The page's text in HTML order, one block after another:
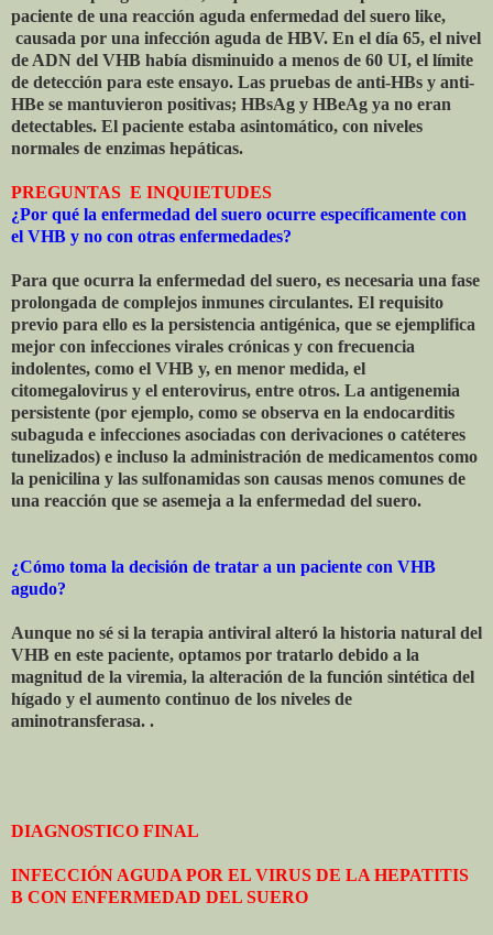
paciente de una reacción aguda enfermedad del suero like,
causada por una infección aguda de HBV. En el día 65, el nivel
de ADN del VHB había disminuido a menos de 60 UI, el límite
de detección para este ensayo. Las pruebas de anti-HBs y anti-
HBe se mantuvieron positivas; HBsAg y HBeAg ya no eran
detectables. El paciente estaba asintomático, con niveles
normales de enzimas hepáticas.
PREGUNTAS E INQUIETUDES
¿Por qué la enfermedad del suero ocurre específicamente con
el VHB y no con otras enfermedades?
Para que ocurra la enfermedad del suero, es necesaria una fase
prolongada de complejos inmunes circulantes. El requisito
previo para ello es la persistencia antigénica, que se ejemplifica
mejor con infecciones virales crónicas y con frecuencia
indolentes, como el VHB y, en menor medida, el
citomegalovirus y el enterovirus, entre otros. La antigenemia
persistente (por ejemplo, como se observa en la endocarditis
subaguda e infecciones asociadas con derivaciones o catéteres
tunelizados) e incluso la administración de medicamentos como
la penicilina y las sulfonamidas son causas menos comunes de
una reacción que se asemeja a la enfermedad del suero.
¿Cómo toma la decisión de tratar a un paciente con VHB
agudo?
Aunque no sé si la terapia antiviral alteró la historia natural del
VHB en este paciente, optamos por tratarlo debido a la
magnitud de la viremia, la alteración de la función sintética del
hígado y el aumento continuo de los niveles de
aminotransferasa. .
DIAGNOSTICO FINAL
INFECCIÓN AGUDA POR EL VIRUS DE LA HEPATITIS
B CON ENFERMEDAD DEL SUERO